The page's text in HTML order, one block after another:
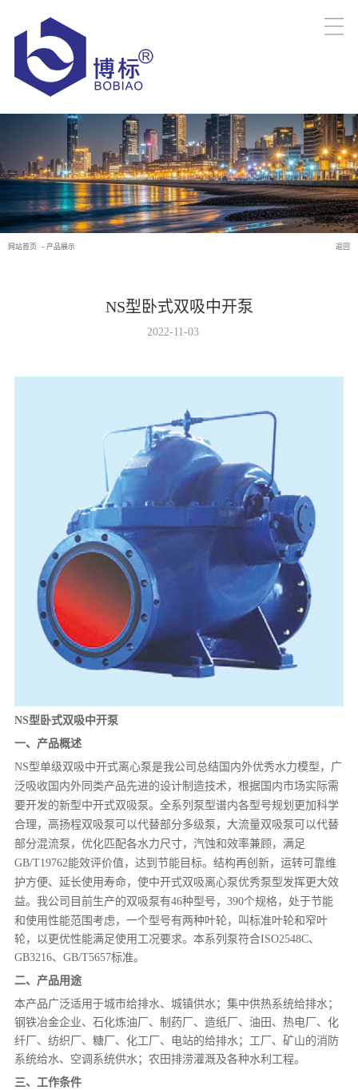
网站首页 - 产品展示 返回
NS型卧式双吸中开泵
2022-11-03
NS型卧式双吸中开泵
一、产品概述
NS型单级双吸中开式离心泵是我公司总结国内外优秀水力模型，广
泛吸收国内外同类产品先进的设计制造技术，根据国内市场实际需
要开发的新型中开式双吸泵。全系列泵型谱内各型号规划更加科学
合理，高扬程双吸泵可以代替部分多级泵，大流量双吸泵可 以代替
部分混流泵，优化匹配各水力尺寸，汽蚀和效率兼顾，满足
GB/T19762能效评价值，达到节能目标。结构再创新，运转可靠维
护方便、延长使用寿命，使中开式双吸离心泵优秀泵型发挥更大效
益。我公司目前生产的双吸泵有46种型号，390个规格，处于节能
和使用性能范围考虑，一个型号有两种叶轮，叫标准叶轮和窄叶
轮，以更优性能满足使用工况要求。本系列泵符合ISO2548C、
GB3216、GB/T5657标准。
二、产品用途
本产品广泛适用于城市给排水、城镇供水；集中供热系统给排水；
钢铁冶金企业、石化炼油厂、制药厂、造纸厂、油田、热电厂、化
纤厂、纺织厂、糖厂、化工厂、电站的给排水；工厂、矿山的消防
系统给水、空调系统供水；农田排涝灌溉及各种水利工程。
三、工作条件